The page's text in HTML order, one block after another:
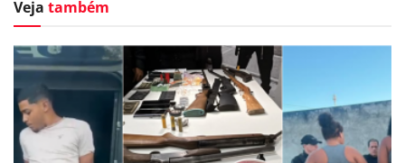
Veja também